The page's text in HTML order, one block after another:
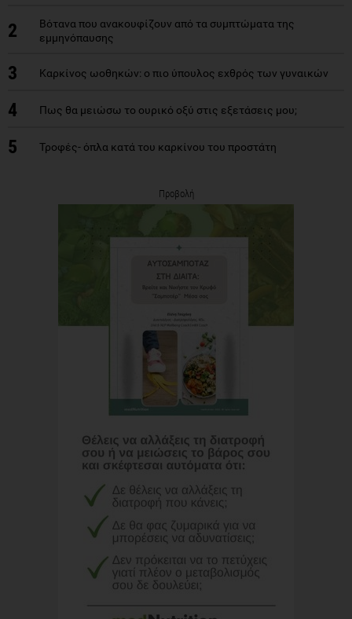
2
Bότανα που ανακουφίζουν από τα συμπτώματα της
εμμηνόπαυσης
3 Καρκίνος ωοθηκών: ο πιο ύπουλος εχθρός των γυναικών
4 Πως θα μειώσω το ουρικό οξύ στις εξετάσεις μου;
5 Τροφές- όπλα κατά του καρκίνου του προστάτη
Προβολή